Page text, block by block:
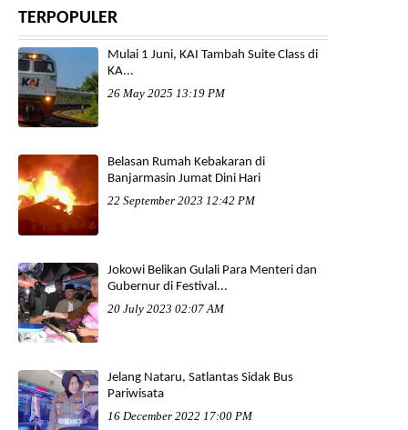
TERPOPULER
Mulai 1 Juni, KAI Tambah Suite Class di
KA...
26 May 2025 13:19 PM
Belasan Rumah Kebakaran di
Banjarmasin Jumat Dini Hari
22 September 2023 12:42 PM
Jokowi Belikan Gulali Para Menteri dan
Gubernur di Festival...
20 July 2023 02:07 AM
Jelang Nataru, Satlantas Sidak Bus
Pariwisata
16 December 2022 17:00 PM